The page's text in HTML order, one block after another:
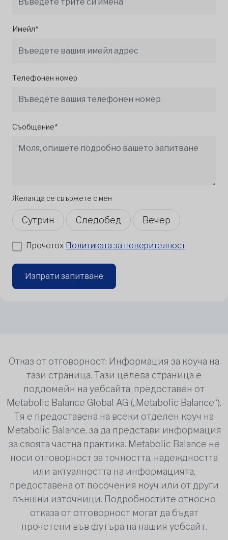
Имейл*
Телефонен номер
Съобщение*
Желая да се свържете с мен
Сутрин Следобед Вечер
Прочетох Политиката за поверителност
Изпрати запитване
Отказ от отговорност: Информация за коуча на
тази страница. Тази целева страница е
поддомейн на уебсайта, предоставен от
Metabolic Balance Global AG („Metabolic Balance“).
Тя е предоставена на всеки отделен коуч на
Metabolic Balance, за да представи информация
за своята частна практика. Metabolic Balance не
носи отговорност за точността, надеждността
или актуалността на информацията,
предоставена от посочения коуч или от други
външни източници. Подробностите относно
отказа от отговорност могат да бъдат
прочетени във футъра на нашия уебсайт.